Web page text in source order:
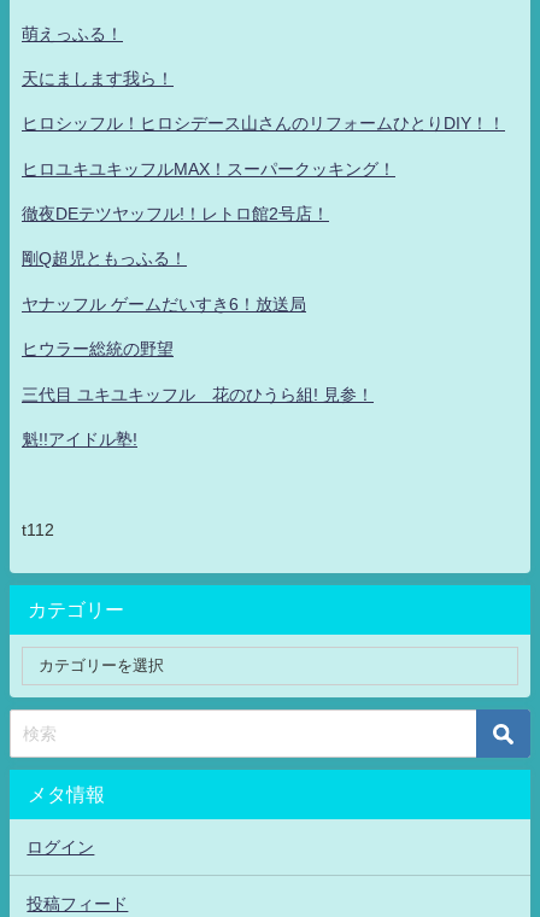
萌えっふる！
天にまします我ら！
ヒロシッフル！ヒロシデース山さんのリフォームひとりDIY！！
ヒロユキユキッフルMAX！スーパークッキング！
徹夜DEテツヤッフル!！レトロ館2号店！
剛Q超児ともっふる！
ヤナッフル ゲームだいすき6！放送局
ヒウラー総統の野望
三代目 ユキユキッフル 花のひうら組! 見参！
魁!!アイドル塾!
t112
カテゴリー
メタ情報
ログイン
投稿フィード